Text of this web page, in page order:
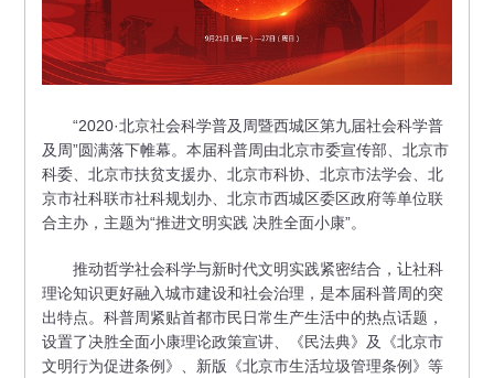
“2020·北京社会科学普及周暨西城区第九届社会科学普
及周”圆满落下帷幕。本届科普周由北京市委宣传部、北京市
科委、北京市扶贫支援办、北京市科协、北京市法学会、北
京市社科联市社科规划办、北京市西城区委区政府等单位联
合主办，主题为“推进文明实践 决胜全面小康”。
推动哲学社会科学与新时代文明实践紧密结合，让社科
理论知识更好融入城市建设和社会治理，是本届科普周的突
出特点。科普周紧贴首都市民日常生产生活中的热点话题，
设置了决胜全面小康理论政策宣讲、《民法典》及《北京市
文明行为促进条例》、新版《北京市生活垃圾管理条例》等